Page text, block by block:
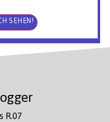
SEHEN!
R.07